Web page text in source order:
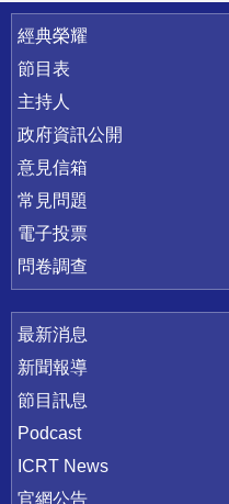
快速連結
經典榮耀
節目表
主持人
政府資訊公開
意見信箱
常見問題
電子投票
問卷調查
最新消息
新聞報導
節目訊息
Podcast
ICRT News
官網公告